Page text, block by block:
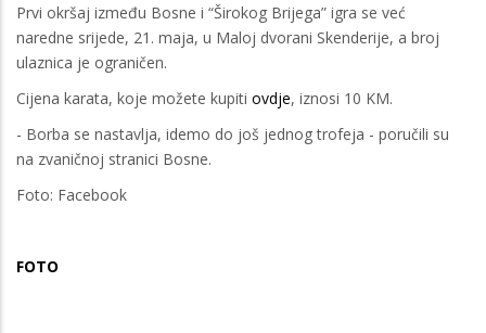
Prvi okršaj između Bosne i “Širokog Brijega” igra se već
naredne srijede, 21. maja, u Maloj dvorani Skenderije, a broj
ulaznica je ograničen.
Cijena karata, koje možete kupiti ovdje, iznosi 10 KM.
- Borba se nastavlja, idemo do još jednog trofeja - poručili su
na zvaničnoj stranici Bosne.
Foto: Facebook
FOTO